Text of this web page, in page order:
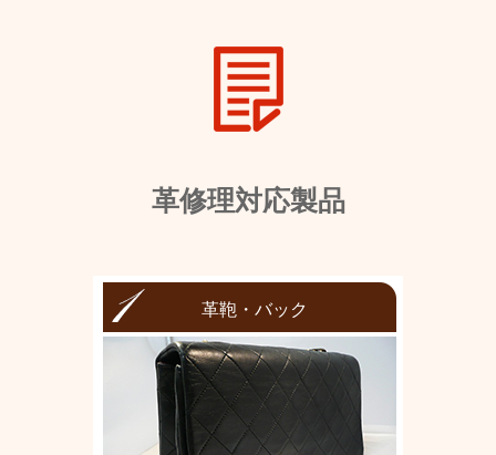
革修理対応製品
革鞄・バック